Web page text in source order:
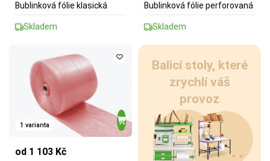
Bublinková fólie klasická
Skladem
Bublinková fólie perforovaná
Skladem
1 varianta
od 1 103 Kč
Balicí stoly, které
zrychlí váš
provoz